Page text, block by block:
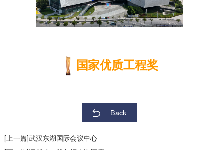
国家优质工程奖
Back
[上一篇]武汉东湖国际会议中心